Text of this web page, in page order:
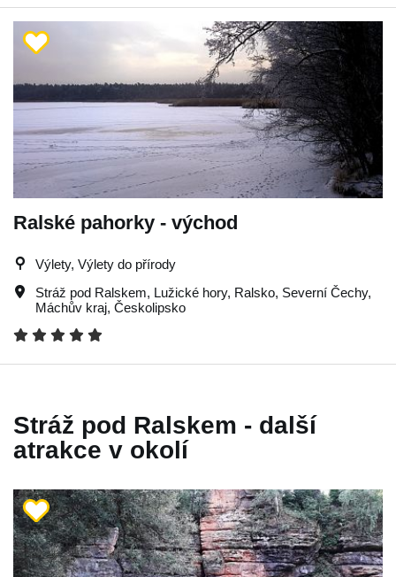
Ralské pahorky - východ
Výlety, Výlety do přírody
Stráž pod Ralskem, Lužické hory, Ralsko, Severní Čechy,
Máchův kraj, Českolipsko
Stráž pod Ralskem - další
atrakce v okolí